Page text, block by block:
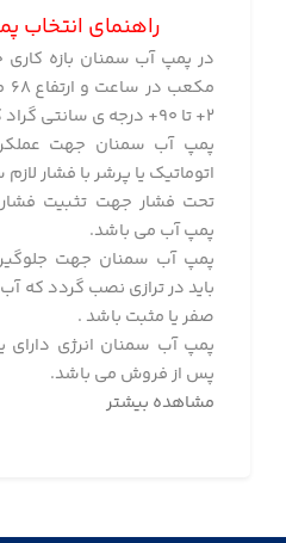
راهنمای انتخاب
۲+ تا ۹۰+ درجه ی سانتی گراد کاربرد دارند .
پمپ آب سمنان جهت
اتوماتیک یا پرشر با فشار
تحت فشار جهت تثبیت فشار
پمپ آب می باشد.
پمپ آب سمنان جهت
باید در ترازی نصب گردد
صفر یا مثبت باشد .
پمپ آب سمنان انرژی
پس از فروش می باشد.
مشاهده بیشتر